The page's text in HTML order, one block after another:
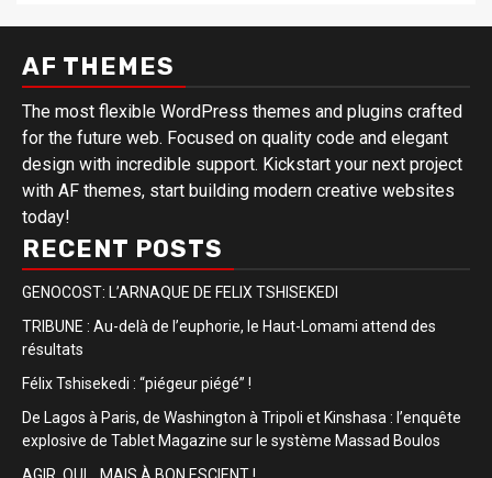
AF THEMES
The most flexible WordPress themes and plugins crafted
for the future web. Focused on quality code and elegant
design with incredible support. Kickstart your next project
with AF themes, start building modern creative websites
today!
RECENT POSTS
GENOCOST: L’ARNAQUE DE FELIX TSHISEKEDI
TRIBUNE : Au-delà de l’euphorie, le Haut-Lomami attend des
résultats
Félix Tshisekedi : “piégeur piégé” !
De Lagos à Paris, de Washington à Tripoli et Kinshasa : l’enquête
explosive de Tablet Magazine sur le système Massad Boulos
AGIR, OUI… MAIS À BON ESCIENT !